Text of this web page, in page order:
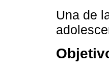
Una de